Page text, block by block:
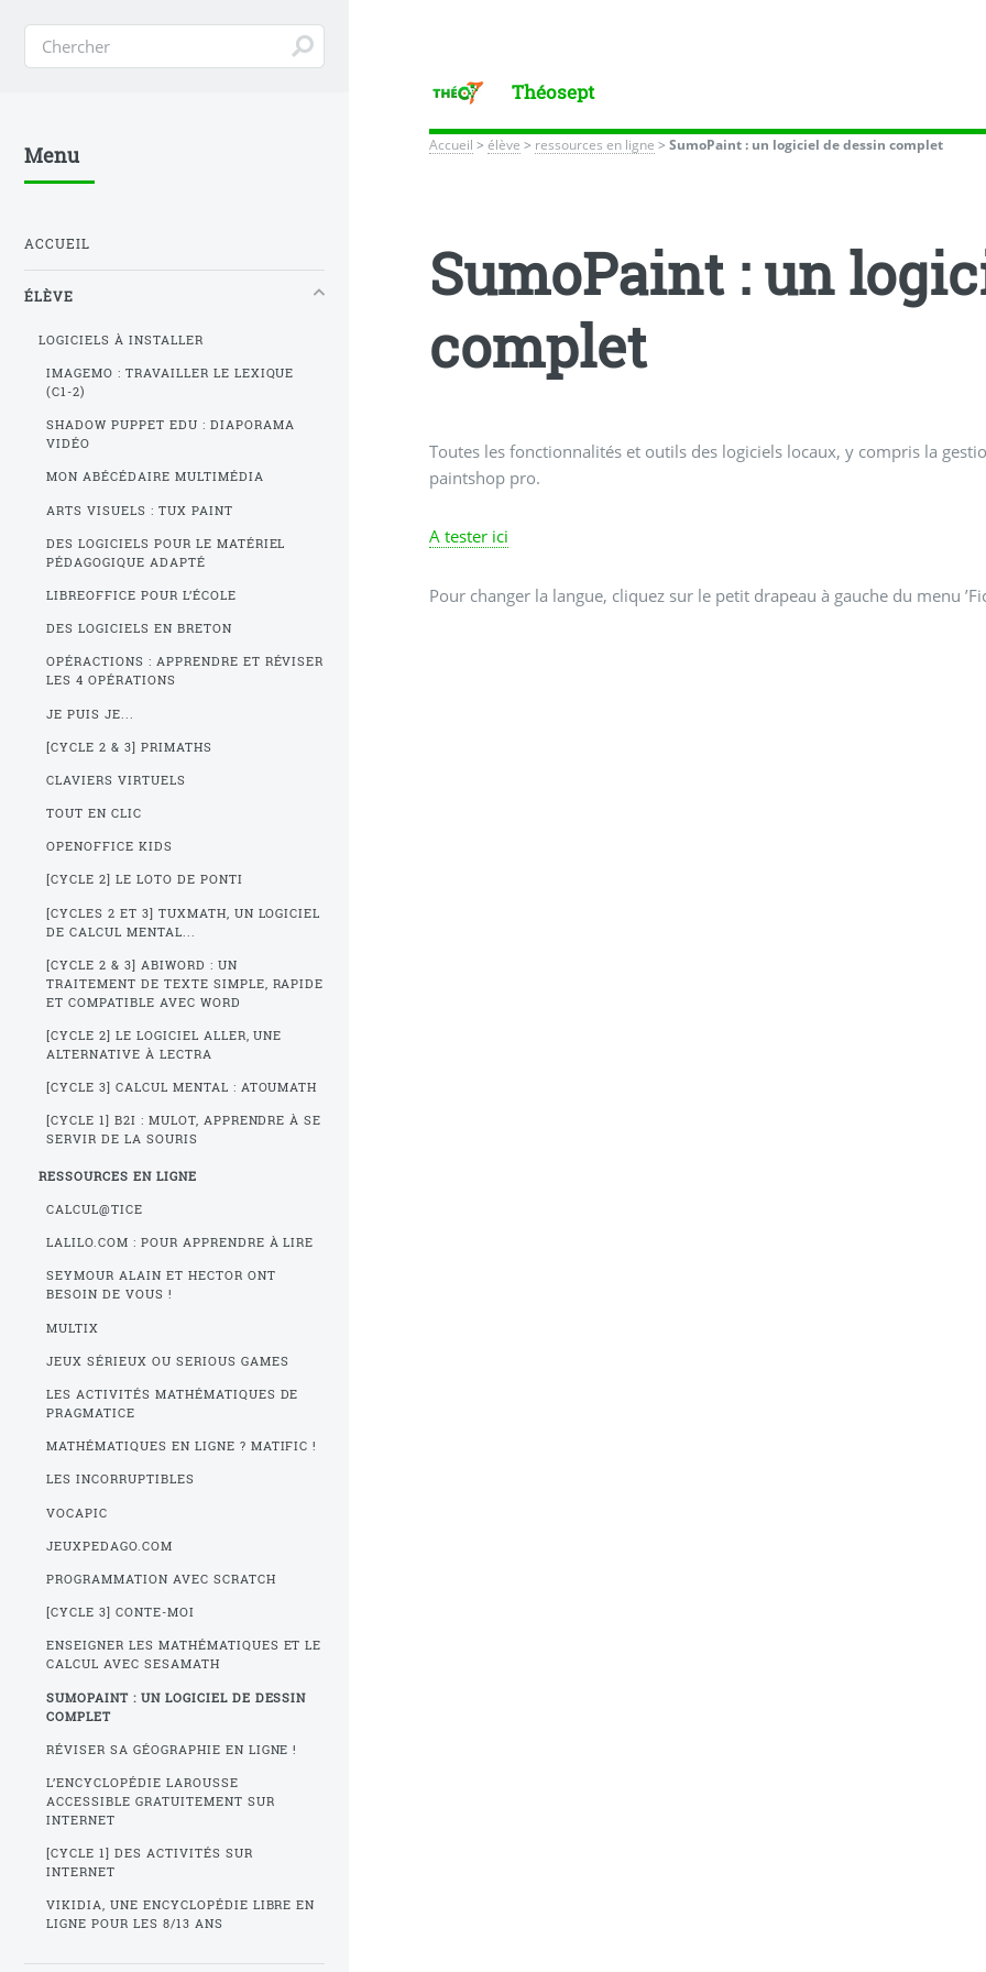
Théosept
Accueil >élève > ressources en ligne >SumoPaint : un logiciel de dessin complet
SumoPaint : un
complet
Toutes les fonctionnalités et outils des logiciels locaux, y compris la
paintshop pro.
A tester ici
Pour changer la langue, cliquez sur le petit drapeau à gauche du menu
Menu
ACCUEIL
ÉLÈVE
LOGICIELS À INSTALLER
IMAGEMO : TRAVAILLER LE LEXIQUE
(C1-2)
SHADOW PUPPET EDU : DIAPORAMA
VIDÉO
MON ABÉCÉDAIRE MULTIMÉDIA
ARTS VISUELS : TUX PAINT
DES LOGICIELS POUR LE MATÉRIEL
PÉDAGOGIQUE ADAPTÉ
LIBREOFFICE POUR L’ÉCOLE
DES LOGICIELS EN BRETON
OPÉRACTIONS : APPRENDRE ET RÉVISER
LES 4 OPÉRATIONS
JE PUIS JE...
[CYCLE 2 & 3] PRIMATHS
CLAVIERS VIRTUELS
TOUT EN CLIC
OPENOFFICE KIDS
[CYCLE 2] LE LOTO DE PONTI
[CYCLES 2 ET 3] TUXMATH, UN LOGICIEL
DE CALCUL MENTAL...
[CYCLE 2 & 3] ABIWORD : UN
TRAITEMENT DE TEXTE SIMPLE, RAPIDE
ET COMPATIBLE AVEC WORD
[CYCLE 2] LE LOGICIEL ALLER, UNE
ALTERNATIVE À LECTRA
[CYCLE 3] CALCUL MENTAL : ATOUMATH
[CYCLE 1] B2I : MULOT, APPRENDRE À SE
SERVIR DE LA SOURIS
RESSOURCES EN LIGNE
CALCUL@TICE
LALILO.COM : POUR APPRENDRE À LIRE
SEYMOUR ALAIN ET HECTOR ONT
BESOIN DE VOUS !
MULTIX
JEUX SÉRIEUX OU SERIOUS GAMES
LES ACTIVITÉS MATHÉMATIQUES DE
PRAGMATICE
MATHÉMATIQUES EN LIGNE ? MATIFIC !
LES INCORRUPTIBLES
VOCAPIC
JEUXPEDAGO.COM
PROGRAMMATION AVEC SCRATCH
[CYCLE 3] CONTE-MOI
ENSEIGNER LES MATHÉMATIQUES ET LE
CALCUL AVEC SESAMATH
SUMOPAINT : UN LOGICIEL DE DESSIN
COMPLET
RÉVISER SA GÉOGRAPHIE EN LIGNE !
L’ENCYCLOPÉDIE LAROUSSE
ACCESSIBLE GRATUITEMENT SUR
INTERNET
[CYCLE 1] DES ACTIVITÉS SUR
INTERNET
VIKIDIA, UNE ENCYCLOPÉDIE LIBRE EN
LIGNE POUR LES 8/13 ANS